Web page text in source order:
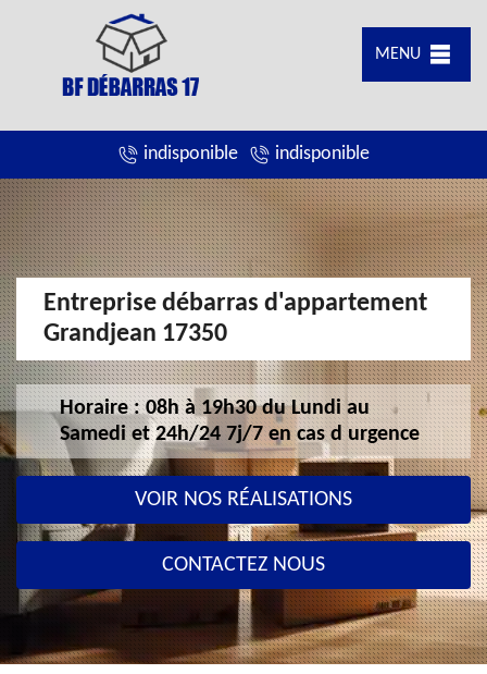
MENU
indisponible indisponible
Entreprise débarras d'appartement
Grandjean 17350
Horaire : 08h à 19h30 du Lundi au
Samedi et 24h/24 7j/7 en cas d urgence
VOIR NOS RÉALISATIONS
CONTACTEZ NOUS